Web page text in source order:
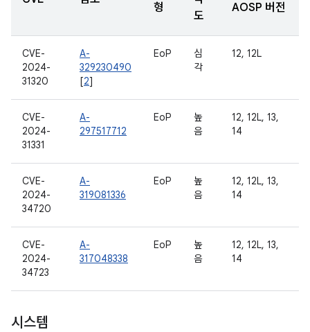
형
도
AOSP 버전
CVE-
2024-
31320
A-
329230490
[2]
EoP
심
각
12, 12L
CVE-
2024-
31331
A-
297517712
EoP
높
음
12, 12L, 13,
14
CVE-
2024-
34720
A-
319081336
EoP
높
음
12, 12L, 13,
14
CVE-
2024-
34723
A-
317048338
EoP
높
음
12, 12L, 13,
14
시스템